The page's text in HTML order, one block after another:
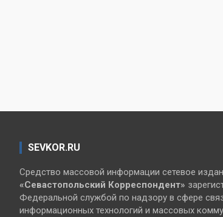
SEVKOR.RU
Средство массовой информации сетевое
«Севастопольский Корреспондент»
Федеральной службой по надзору в сфере
информационных технологий и массовых